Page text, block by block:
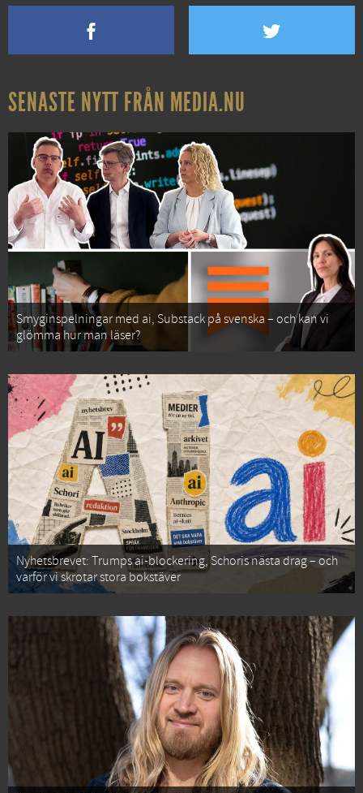
SENASTE NYTT FRÅN MEDIA.NU
Smyginspelningar med ai, Substack på svenska – och kan vi
glömma hur man läser?
Nyhetsbrevet: Trumps ai-blockering, Schoris nästa drag – och
varför vi skrotar stora bokstäver